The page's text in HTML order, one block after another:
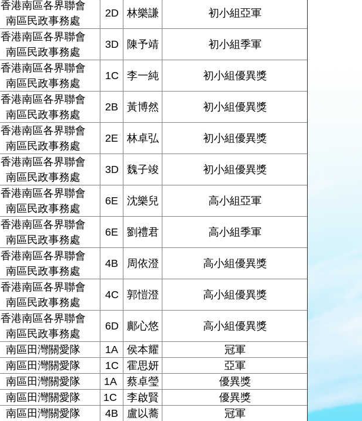
香港南區各界聯會
南區民政事務處
2D 林樂謙 初小組亞軍
香港南區各界聯會
南區民政事務處
3D 陳予靖 初小組季軍
香港南區各界聯會
南區民政事務處
1C 李一純 初小組優異獎
香港南區各界聯會
南區民政事務處
2B 黃博然 初小組優異獎
香港南區各界聯會
南區民政事務處
2E 林卓弘 初小組優異獎
香港南區各界聯會
南區民政事務處
3D 魏子竣 初小組優異獎
香港南區各界聯會
南區民政事務處
6E 沈樂兒 高小組亞軍
香港南區各界聯會
南區民政事務處
6E 劉禮君 高小組季軍
香港南區各界聯會
南區民政事務處
4B 周依澄 高小組優異獎
香港南區各界聯會
南區民政事務處
4C 郭愷澄 高小組優異獎
香港南區各界聯會
南區民政事務處
6D 鄺心悠
高小組優異獎
南區田灣關愛隊 1A 侯本耀
冠軍
南區田灣關愛隊 1C 霍思妍
亞軍
南區田灣關愛隊 1A 蔡卓瑩
優異獎
南區田灣關愛隊 1C 李啟賢
優異獎
南區田灣關愛隊 4B 盧以蕎 冠軍